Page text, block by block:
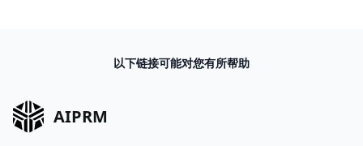
以下链接可能对您有所帮助
AIPRM